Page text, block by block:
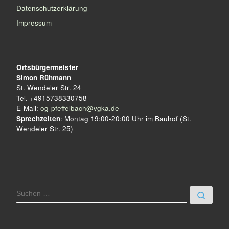
a
u
n
g
N
g
Datenschutzerklärung
Impressum
Ortsbürgermeister
Simon Rühmann
St. Wendeler Str. 24
Tel. +4915738330758
E-Mail: og-pfeffelbach@vgka.de
Sprechzeiten: Montag 19:00-20:00 Uhr im Bauhof (St.
Wendeler Str. 25)
SUCHE